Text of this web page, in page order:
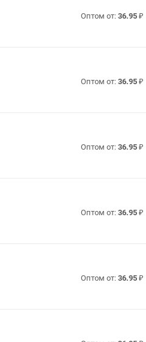
Оптом от: 36.95 ₽
Оптом от: 36.95 ₽
Оптом от: 36.95 ₽
Оптом от: 36.95 ₽
Оптом от: 36.95 ₽